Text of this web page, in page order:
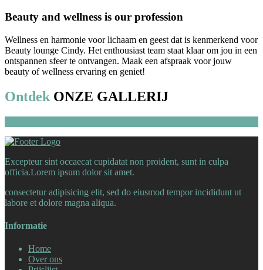
Beauty and wellness is our profession
Wellness en harmonie voor lichaam en geest dat is kenmerkend voor
Beauty lounge Cindy. Het enthousiast team staat klaar om jou in een
ontspannen sfeer te ontvangen. Maak een afspraak voor jouw
beauty of wellness ervaring en geniet!
Ontdek ONZE GALLERIJ
Excepteur sint occaecat cupidatat non proident, sunt in culpa
officia.Lorem ipsum dolor sit amet.
consectetur adipisicing elit, sed do eiusmod tempor incididunt ut
labore et dolore magna aliqua.
Informatie
Home
Over ons